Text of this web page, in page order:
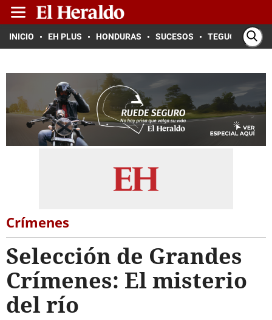
INICIO EH PLUS HONDURAS SUCESOS TEGUCIGALPA
Crímenes
Selección de Grandes
Crímenes: El misterio
del río